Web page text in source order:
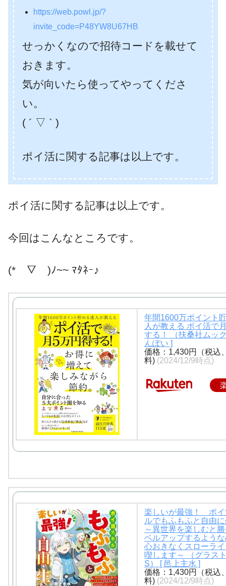
https://web.powl.jp/?
invite_code=P48YW8U67HB
せっかくなので招待コードを載せて
おきます。
気が向いたら使ってやってくださ
い。
( ´ ▽ ` )
ポイ活に関する記事は以上です。
ポイ活に関する記事は以上です。
今回はこんなところです。
(*￣▽￣)ﾉ~~ ﾏﾀﾈｰ♪
年間1600万ポイント
人が教える ポイ活で
する！ （扶桑社ムッ
んぽい ]
価格：1,430円（税込
料) (2024/12/9時点)
楽しいが最強！ ポイ
ルでもふもふと自由
～異世界を楽しむと
ベルアップするよう
心おきなくスローラ
喫します～ （グラス
S） [ 邑上主水 ]
価格：1,430円（税込
料) (2024/12/9時点)